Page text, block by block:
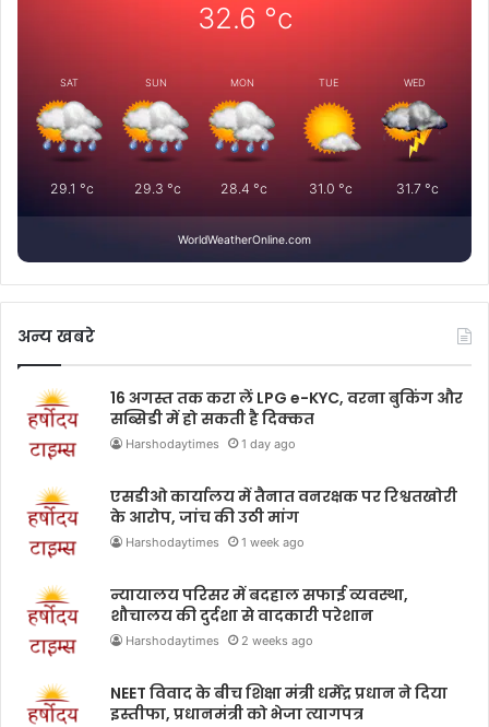
32.6 °c
SAT
29.1 °c
SUN
29.3 °c
MON
28.4 °c
TUE
31.0 °c
WED
31.7°c
WorldWeatherOnline.com
अन्य खबरे
16 अगस्त तक करा लें LPG e-KYC, वरना बुकिंग और
सब्सिडी में हो सकती है दिक्कत
Harshodaytimes 1 day ago
एसडीओ कार्यालय में तैनात वनरक्षक पर रिश्वतखोरी
के आरोप, जांच की उठी मांग
Harshodaytimes 1 week ago
न्यायालय परिसर में बदहाल सफाई व्यवस्था,
शौचालय की दुर्दशा से वादकारी परेशान
Harshodaytimes 2 weeks ago
NEET विवाद के बीच शिक्षा मंत्री धर्मेंद्र प्रधान ने दिया
इस्तीफा, प्रधानमंत्री को भेजा त्यागपत्र